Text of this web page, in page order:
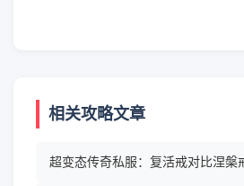
相关攻略文章
超变态传奇私服：复活戒对比涅槃